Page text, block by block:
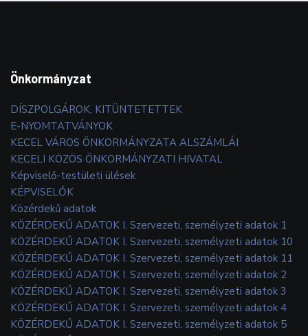
Önkormányzat
DÍSZPOLGÁROK, KITÜNTETETTEK
E-NYOMTATVÁNYOK
KECEL VÁROS ÖNKORMÁNYZATA ALSZÁMLÁI
KECELI KÖZÖS ÖNKORMÁNYZATI HIVATAL
Képviselő-testületi ülések
KÉPVISELŐK
Közérdekű adatok
KÖZÉRDEKŰ ADATOK I. Szervezeti, személyzeti adatok 1
KÖZÉRDEKŰ ADATOK I. Szervezeti, személyzeti adatok 10
KÖZÉRDEKŰ ADATOK I. Szervezeti, személyzeti adatok 11
KÖZÉRDEKŰ ADATOK I. Szervezeti, személyzeti adatok 2
KÖZÉRDEKŰ ADATOK I. Szervezeti, személyzeti adatok 3
KÖZÉRDEKŰ ADATOK I. Szervezeti, személyzeti adatok 4
KÖZÉRDEKŰ ADATOK I. Szervezeti, személyzeti adatok 5